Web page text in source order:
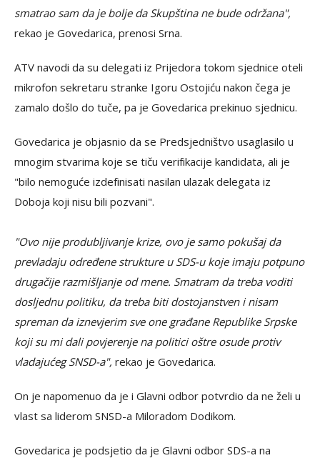
smatrao sam da je bolje da Skupština ne bude održana",
rekao je Govedarica, prenosi Srna.
ATV navodi da su delegati iz Prijedora tokom sjednice oteli
mikrofon sekretaru stranke Igoru Ostojiću nakon čega je
zamalo došlo do tuče, pa je Govedarica prekinuo sjednicu.
Govedarica je objasnio da se Predsjedništvo usaglasilo u
mnogim stvarima koje se tiču verifikacije kandidata, ali je
"bilo nemoguće izdefinisati nasilan ulazak delegata iz
Doboja koji nisu bili pozvani".
"Ovo nije produbljivanje krize, ovo je samo pokušaj da
prevladaju određene strukture u SDS-u koje imaju potpuno
drugačije razmišljanje od mene. Smatram da treba voditi
dosljednu politiku, da treba biti dostojanstven i nisam
spreman da iznevjerim sve one građane Republike Srpske
koji su mi dali povjerenje na politici oštre osude protiv
vladajućeg SNSD-a", rekao je Govedarica.
On je napomenuo da je i Glavni odbor potvrdio da ne želi u
vlast sa liderom SNSD-a Miloradom Dodikom.
Govedarica je podsjetio da je Glavni odbor SDS-a na